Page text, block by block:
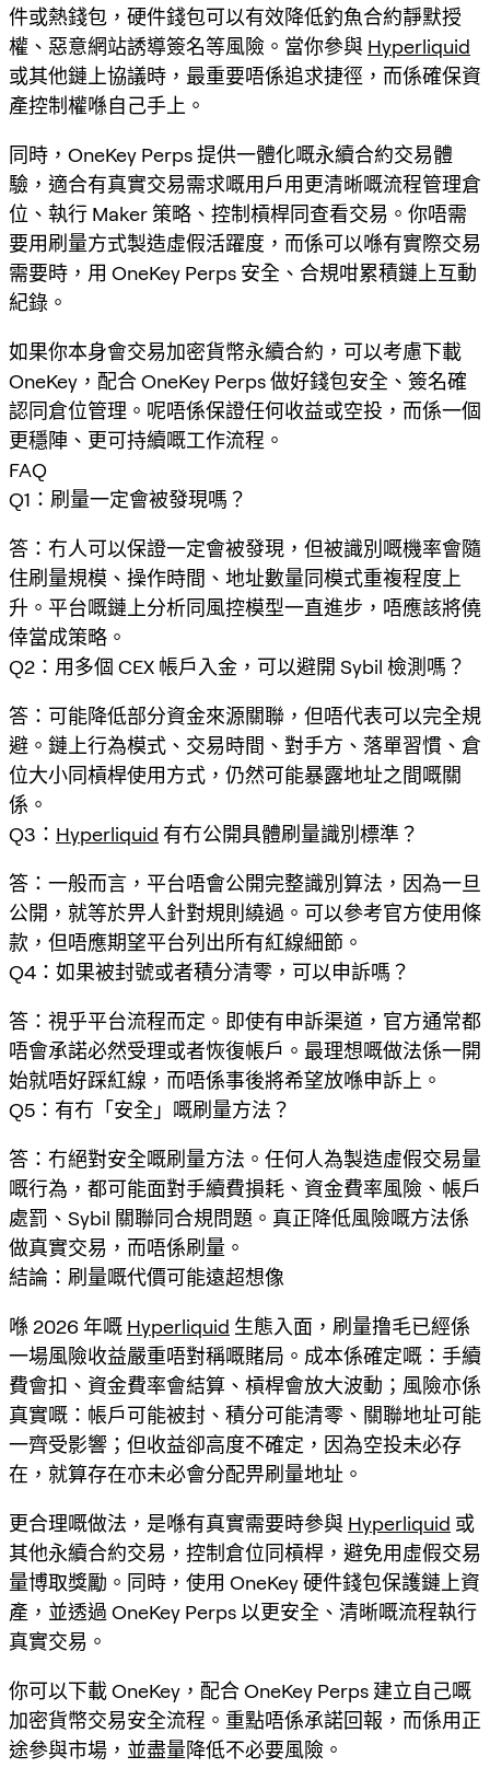
件或熱錢包，硬件錢包可以有效降低釣魚合約靜默授
權、惡意網站誘導簽名等風險。當你參與 Hyperliquid
或其他鏈上協議時，最重要唔係追求捷徑，而係確保資
產控制權喺自己手上。
同時，OneKey Perps 提供一體化嘅永續合約交易體
驗，適合有真實交易需求嘅用戶用更清晰嘅流程管理倉
位、執行 Maker 策略、控制槓桿同查看交易。你唔需
要用刷量方式製造虛假活躍度，而係可以喺有實際交易
需要時，用 OneKey Perps 安全、合規咁累積鏈上互動
紀錄。
如果你本身會交易加密貨幣永續合約，可以考慮下載
OneKey，配合 OneKey Perps 做好錢包安全、簽名確
認同倉位管理。呢唔係保證任何收益或空投，而係一個
更穩陣、更可持續嘅工作流程。
FAQ
Q1：刷量一定會被發現嗎？
答：冇人可以保證一定會被發現，但被識別嘅機率會隨
住刷量規模、操作時間、地址數量同模式重複程度上
升。平台嘅鏈上分析同風控模型一直進步，唔應該將僥
倖當成策略。
Q2：用多個 CEX 帳戶入金，可以避開 Sybil 檢測嗎？
答：可能降低部分資金來源關聯，但唔代表可以完全規
避。鏈上行為模式、交易時間、對手方、落單習慣、倉
位大小同槓桿使用方式，仍然可能暴露地址之間嘅關
係。
Q3： Hyperliquid 有冇公開具體刷量識別標準？
答：一般而言，平台唔會公開完整識別算法，因為一旦
公開，就等於畀人針對規則繞過。可以參考官方使用條
款，但唔應期望平台列出所有紅線細節。
Q4：如果被封號或者積分清零，可以申訴嗎？
答：視乎平台流程而定。即使有申訴渠道，官方通常都
唔會承諾必然受理或者恢復帳戶。最理想嘅做法係一開
始就唔好踩紅線，而唔係事後將希望放喺申訴上。
Q5：有冇「安全」嘅刷量方法？
答：冇絕對安全嘅刷量方法。任何人為製造虛假交易量
嘅行為，都可能面對手續費損耗、資金費率風險、帳戶
處罰、Sybil 關聯同合規問題。真正降低風險嘅方法係
做真實交易，而唔係刷量。
結論：刷量嘅代價可能遠超想像
喺 2026 年嘅 Hyperliquid 生態入面，刷量撸毛已經係
一場風險收益嚴重唔對稱嘅賭局。成本係確定嘅：手續
費會扣、資金費率會結算、槓桿會放大波動；風險亦係
真實嘅：帳戶可能被封、積分可能清零、關聯地址可能
一齊受影響；但收益卻高度不確定，因為空投未必存
在，就算存在亦未必會分配畀刷量地址。
更合理嘅做法，是喺有真實需要時參與 Hyperliquid 或
其他永續合約交易，控制倉位同槓桿，避免用虛假交易
量博取獎勵。同時，使用 OneKey 硬件錢包保護鏈上資
產，並透過 OneKey Perps 以更安全、清晰嘅流程執行
真實交易。
你可以下載 OneKey，配合 OneKey Perps 建立自己嘅
加密貨幣交易安全流程。重點唔係承諾回報，而係用正
途參與市場，並盡量降低不必要風險。